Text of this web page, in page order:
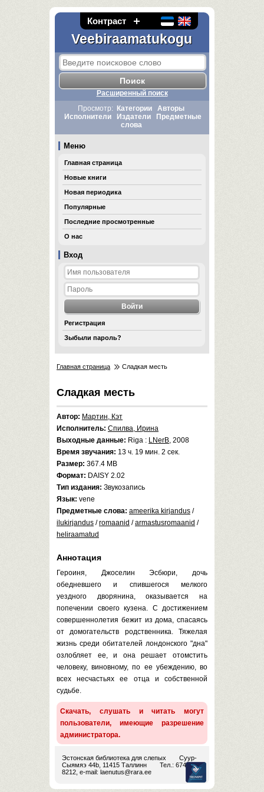
Контраст
Veebiraamatukogu
Вход
Регистрация
Зыбыли пароль?
Расширенный поиск
Просмотр:
Категории
Авторы
Исполнители
Издатели
Предметные
слова
Меню
Главная страница
Новые книги
Новая периодика
Популярные
Последние просмотренные
О нас
Главная страница Сладкая месть
Сладкая месть
Автор: Мартин, Кэт
Исполнитель: Спилва, Ирина
Выходные данные: Riga : LNerB, 2008
Время звучания: 13 ч. 19 мин. 2 сек.
Размер: 367.4 MB
Формат: DAISY 2.02
Тип издания: Звукозапись
Язык: vene
Предметные слова: ameerika kirjandus /
ilukirjandus /romaanid /armastusromaanid /
heliraamatud
Аннотация
Героиня, Джоселин Эсбюри, дочь
обедневшего и спившегося мелкого
уездного дворянина, оказывается на
попечении своего кузена. С достижением
совершеннолетия бежит из дома, спасаясь
от домогательств родственника. Тяжелая
жизнь среди обитателей лондонского "дна"
озлобляет ее, и она решает отомстить
человеку, виновному, по ее убеждению, во
всех несчастьях ее отца и собственной
судьбе.
Скачать, слушать и читать могут
пользователи, имеющие разрешение
администратора.
Эстонская библиотека для слепых
Суур-
Сыямяэ 44b, 11415 Таллинн
Тел.: 674
8212, e-mail: laenutus@rara.ee